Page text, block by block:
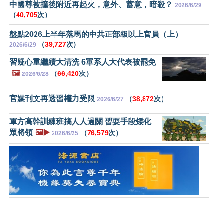
中國尊被撞後附近再起火，意外、蓄意，暗殺？ 2026/6/29
（40,705次）
盤點2026上半年落馬的中共正部級以上官員（上）
2026/6/29 （39,727次）
習疑心重繼續大清洗 6軍系人大代表被罷免
🖼️ 2026/6/28 （66,420次）
官媒刊文再透習權力受限 2026/6/27 （38,872次）
軍方高幹訓練班搞人人過關 習耍手段矮化
眾將領 🖼️▶️ 2026/6/25 （76,579次）